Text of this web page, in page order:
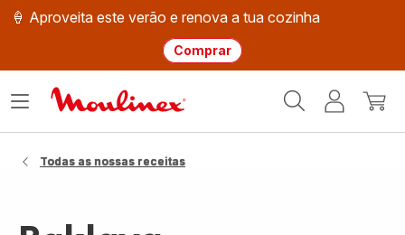
🍦 Aproveita este verão e renova a tua cozinha
Comprar
Moulinex
O
Abrir
Todas as nossas receitas